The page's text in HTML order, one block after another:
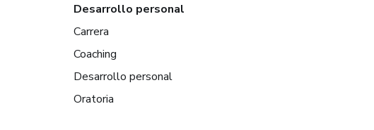
Desarrollo personal
Carrera
Coaching
Desarrollo personal
Oratoria